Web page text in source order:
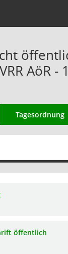
AöR
Tagesordnung
öffentlich